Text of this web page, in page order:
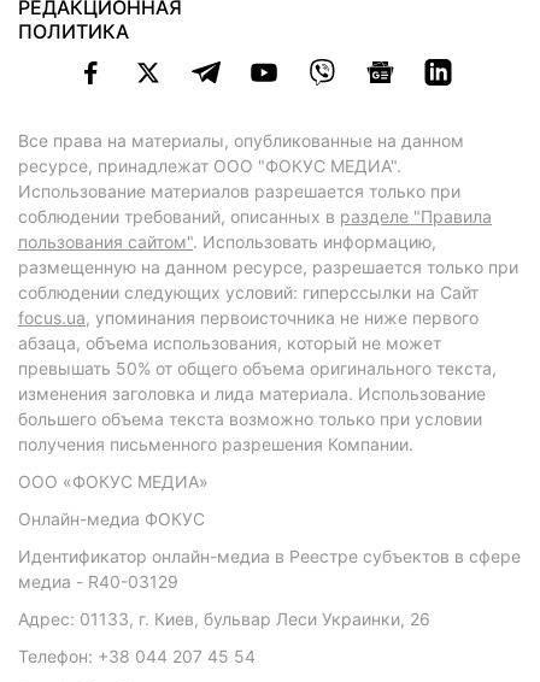
РЕДАКЦИОННАЯ
ПОЛИТИКА
Все права на материалы, опубликованные на данном
ресурсе, принадлежат ООО "ФОКУС МЕДИА".
Использование материалов разрешается только при
соблюдении требований, описанных в разделе "Правила
пользования сайтом". Использовать информацию,
размещенную на данном ресурсе, разрешается только при
соблюдении следующих условий: гиперссылки на Сайт
focus.ua, упоминания первоисточника не ниже первого
абзаца, объема использования, который не может
превышать 50% от общего объема оригинального текста,
изменения заголовка и лида материала. Использование
большего объема текста возможно только при условии
получения письменного разрешения Компании.
ООО «ФОКУС МЕДИА»
Онлайн-медиа ФОКУС
Идентификатор онлайн-медиа в Реестре субъектов в сфере
медиа - R40-03129
Адрес: 01133, г. Киев, бульвар Леси Украинки, 26
Телефон: +38 044 207 45 54